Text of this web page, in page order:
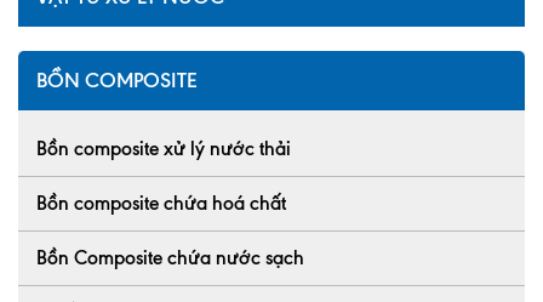
BỒN COMPOSITE
Bồn composite xử lý nước thải
Bồn composite chứa hoá chất
Bồn Composite chứa nước sạch